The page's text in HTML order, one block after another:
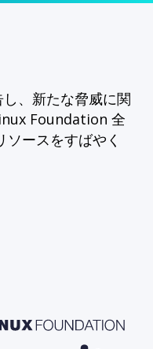
、新たな脅威に関
Foundation 全
ースをすばやく